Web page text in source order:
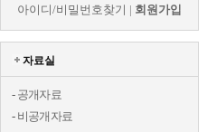
아이디/비밀번호찾기 | 회원가입
자료실
- 공개자료
- 비공개자료